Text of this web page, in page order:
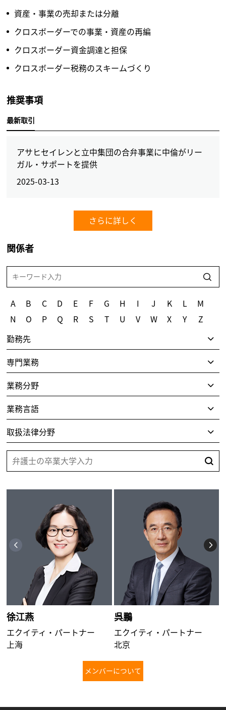
資産・事業の売却または分離
クロスボーダーでの事業・資産の再編
クロスボーダー資金調達と担保
クロスボーダー税務のスキームづくり
推奨事項
最新取引
アサヒセイレンと立中集団の合弁事業に中倫がリー
ガル・サポートを提供
2025-03-13
さらに詳しく
関係者
A B C D E F G H J K
M
N
O P Q R S T U V W X Y Z
勤務先
専門業務
業務分野
業務言語
取扱法律分野
徐江燕
エクイティ・パートナー
上海
呉鵬
エクイティ・パートナー
北京
メンバーについて